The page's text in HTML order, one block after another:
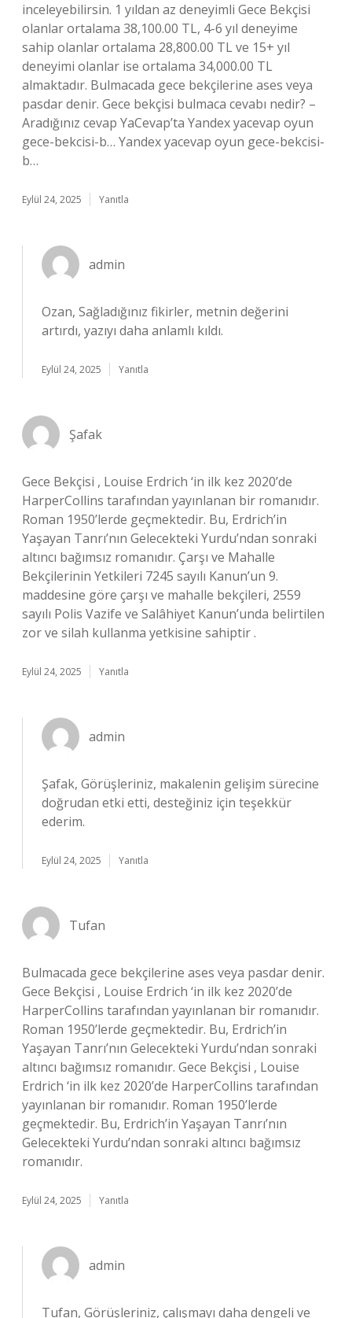
inceleyebilirsin. 1 yıldan az deneyimli Gece Bekçisi
olanlar ortalama 38,100.00 TL, 4-6 yıl deneyime
sahip olanlar ortalama 28,800.00 TL ve 15+ yıl
deneyimi olanlar ise ortalama 34,000.00 TL
almaktadır. Bulmacada gece bekçilerine ases veya
pasdar denir. Gece bekçisi bulmaca cevabı nedir? –
Aradığınız cevap YaCevap’ta Yandex yacevap oyun
gece-bekcisi-b… Yandex yacevap oyun gece-bekcisi-
b…
Eylül 24, 2025 Yanıtla
admin
Ozan, Sağladığınız fikirler, metnin değerini
artırdı, yazıyı daha anlamlı kıldı.
Eylül 24, 2025 Yanıtla
Şafak
Gece Bekçisi , Louise Erdrich ‘in ilk kez 2020’de
HarperCollins tarafından yayınlanan bir romanıdır.
Roman 1950’lerde geçmektedir. Bu, Erdrich’in
Yaşayan Tanrı’nın Gelecekteki Yurdu’ndan sonraki
altıncı bağımsız romanıdır. Çarşı ve Mahalle
Bekçilerinin Yetkileri 7245 sayılı Kanun’un 9.
maddesine göre çarşı ve mahalle bekçileri, 2559
sayılı Polis Vazife ve Salâhiyet Kanun’unda belirtilen
zor ve silah kullanma yetkisine sahiptir .
Eylül 24, 2025 Yanıtla
admin
Şafak, Görüşleriniz, makalenin gelişim sürecine
doğrudan etki etti, desteğiniz için teşekkür
ederim.
Eylül 24, 2025 Yanıtla
Tufan
Bulmacada gece bekçilerine ases veya pasdar denir.
Gece Bekçisi , Louise Erdrich ‘in ilk kez 2020’de
HarperCollins tarafından yayınlanan bir romanıdır.
Roman 1950’lerde geçmektedir. Bu, Erdrich’in
Yaşayan Tanrı’nın Gelecekteki Yurdu’ndan sonraki
altıncı bağımsız romanıdır. Gece Bekçisi , Louise
Erdrich ‘in ilk kez 2020’de HarperCollins tarafından
yayınlanan bir romanıdır. Roman 1950’lerde
geçmektedir. Bu, Erdrich’in Yaşayan Tanrı’nın
Gelecekteki Yurdu’ndan sonraki altıncı bağımsız
romanıdır.
Eylül 24, 2025 Yanıtla
admin
Tufan, Görüşleriniz, çalışmayı daha dengeli ve